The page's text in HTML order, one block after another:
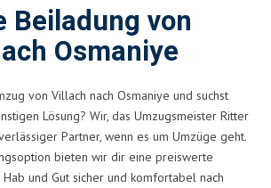
Beiladung von
Osmaniye
von Villach nach Osmaniye und suchst
Lösung? Wir, das Umzugsmeister Ritter
Partner, wenn es um Umzüge geht.
bieten wir dir eine preiswerte
und Gut sicher und komfortabel nach